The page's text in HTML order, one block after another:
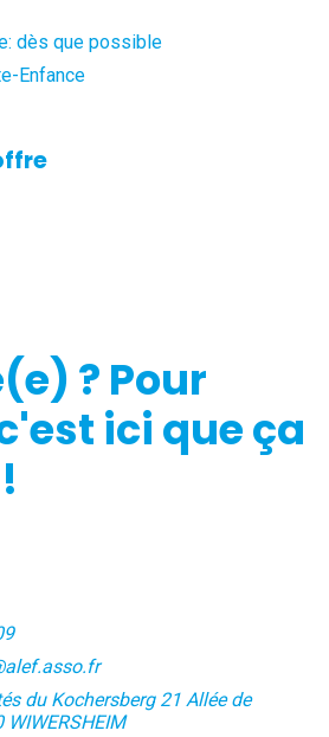
dès que possible
Enfance
? Pour
ici que ça
du Kochersberg 21 Allée de
WIWERSHEIM